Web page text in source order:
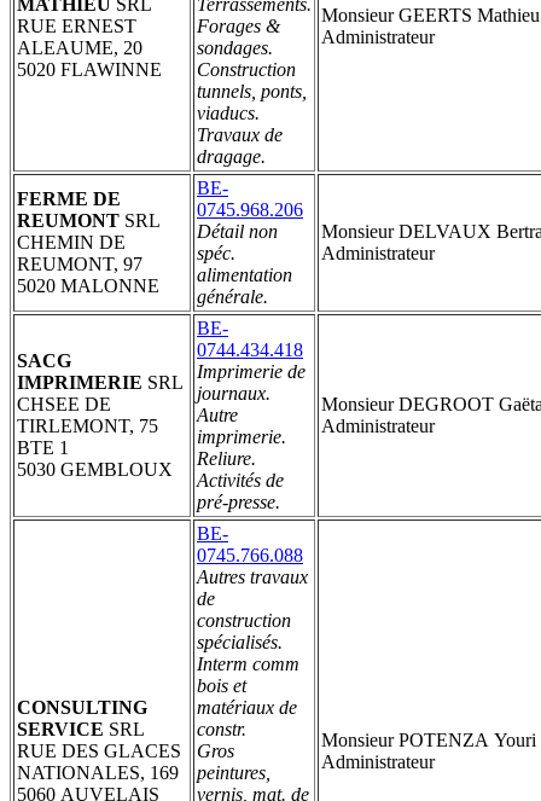
RUE ERNEST
ALEAUME, 20
5020 FLAWINNE
Forages &
sondages.
Construction
tunnels, ponts,
viaducs.
Travaux de
dragage.
Monsieur GEERTS Mathieu
Administrateur
FERME DE
REUMONT SRL
CHEMIN DE
REUMONT, 97
5020 MALONNE
BE-
0745.968.206
Détail non
spéc.
alimentation
générale.
Monsieur DELVAUX
Administrateur
SACG
IMPRIMERIE SRL
CHSEE DE
TIRLEMONT, 75
BTE 1
5030 GEMBLOUX
BE-
0744.434.418
Imprimerie de
journaux.
Autre
imprimerie.
Reliure.
Activités de
pré-presse.
Monsieur DEGROOT
Administrateur
CONSULTING
SERVICE SRL
RUE DES GLACES
NATIONALES, 169
5060 AUVELAIS
BE-
0745.766.088
Autres travaux
de
construction
spécialisés.
Interm comm
bois et
matériaux de
constr.
Gros
peintures,
vernis, mat. de
Monsieur POTENZA Youri
Administrateur